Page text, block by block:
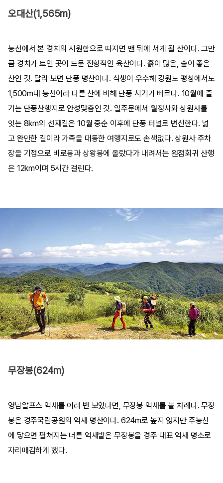
오대산(1,565m)
능선에서 본 경치의 시원함으로 따지면 맨 뒤에 서게 될 산이다. 그만
큼 경치가 트인 곳이 드문 전형적인 육산이다. 흙이 많은, 숲이 좋은
산인 것. 달리 보면 단풍 명산이다. 식생이 우수해 강원도 평창에서도
1,500m대 능선이라 다른 산에 비해 단풍 시기가 빠르다. 10월에 즐
기는 단풍산행지로 안성맞춤인 것. 일주문에서 월정사와 상원사를
잇는 8km의 선재길은 10월 중순 이후에 단풍 터널로 변신한다. 넓
고 완만한 길이라 가족을 대동한 여행지로도 손색없다. 상원사 주차
장을 기점으로 비로봉과 상왕봉에 올랐다가 내려서는 원점회귀 산행
은 12km이며 5시간 걸린다.
무장봉(624m)
영남알프스 억새를 여러 번 보았다면, 무장봉 억새를 볼 차례다. 무장
봉은 경주국립공원의 억새 명산이다. 624m로 높지 않지만 주능선
에 닿으면 펼쳐지는 너른 억새밭은 무장봉을 경주 대표 억새 명소로
자리매김하게 했다.